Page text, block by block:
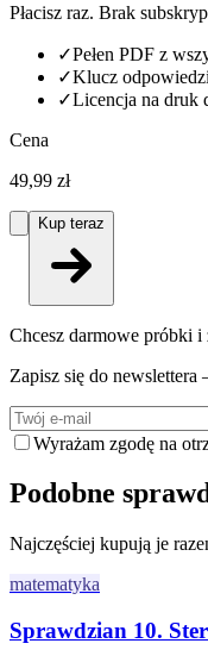
Płacisz raz. Brak
✓Pełen PDF z
✓Klucz
✓Licencja na druk
Cena
49,99 zł
Kup teraz
Chcesz darmowe próbki i
Zapisz się do
Wyrażam zgodę na
Podobne
Najczęściej kupują je
matematyka
Sprawdzian 10.